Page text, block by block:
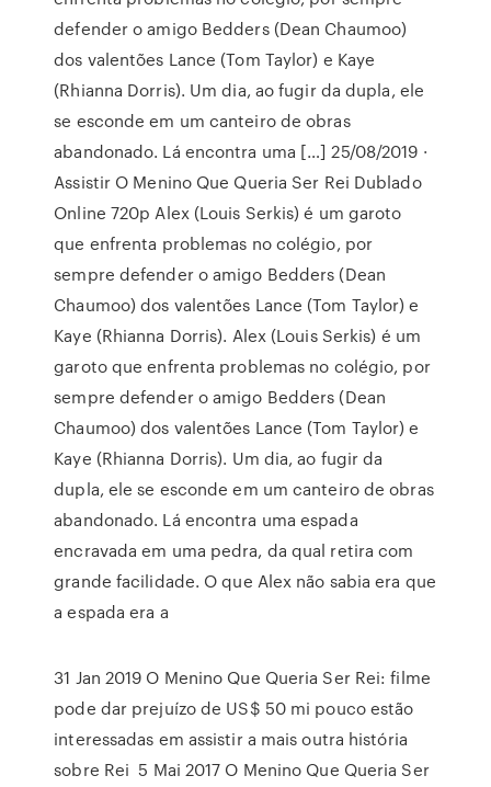
defender o amigo Bedders (Dean Chaumoo)
dos valentões Lance (Tom Taylor) e Kaye
(Rhianna Dorris). Um dia, ao fugir da dupla, ele
se esconde em um canteiro de obras
abandonado. Lá encontra uma […] 25/08/2019 ·
Assistir O Menino Que Queria Ser Rei Dublado
Online 720p Alex (Louis Serkis) é um garoto
que enfrenta problemas no colégio, por
sempre defender o amigo Bedders (Dean
Chaumoo) dos valentões Lance (Tom Taylor) e
Kaye (Rhianna Dorris). Alex (Louis Serkis) é um
garoto que enfrenta problemas no colégio, por
sempre defender o amigo Bedders (Dean
Chaumoo) dos valentões Lance (Tom Taylor) e
Kaye (Rhianna Dorris). Um dia, ao fugir da
dupla, ele se esconde em um canteiro de obras
abandonado. Lá encontra uma espada
encravada em uma pedra, da qual retira com
grande facilidade. O que Alex não sabia era que
a espada era a
31 Jan 2019 O Menino Que Queria Ser Rei: filme
pode dar prejuízo de US$ 50 mi pouco estão
interessadas em assistir a mais outra história
sobre Rei 5 Mai 2017 O Menino Que Queria Ser